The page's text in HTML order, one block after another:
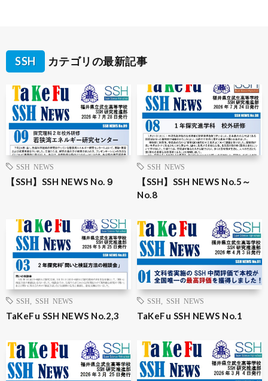
SSH カテゴリの最新記事
SSH NEWS
【SSH】SSH NEWS No.９
SSH NEWS
【SSH】SSH NEWS No.5～
No.8
SSH SSH NEWS
TaKeFu SSH NEWS No.2,3
SSH SSH NEWS
TaKeFu SSH NEWS No.1